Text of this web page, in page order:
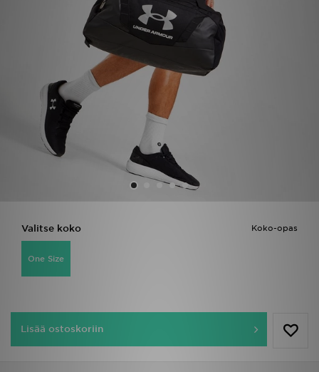
Koko-opas
Valitse koko
One Size
Lisää ostoskoriin
Lataa JD-sovellus
Minun JD
Minun viestini
Asiakaspalvelu ja tietoa